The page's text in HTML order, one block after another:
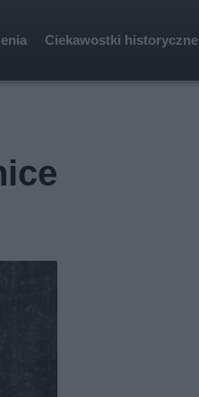
Ciekawostki historyczne